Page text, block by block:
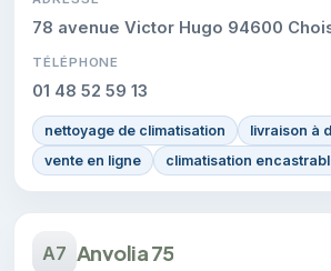
78 avenue Victor Hugo 94600
TÉLÉPHONE
01 48 52 59 13
nettoyage de climatisation
livraison à
vente en ligne
climatisation
A7 Anvolia 75